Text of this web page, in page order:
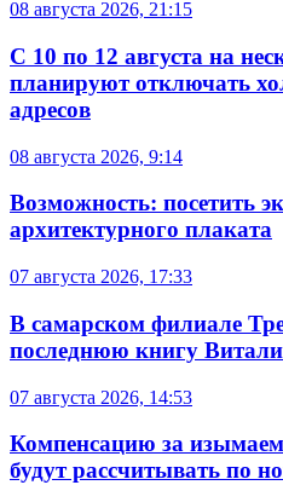
08 августа 2026, 21:15
С 10 по 12 августа на
планируют отключать
адресов
08 августа 2026, 9:14
Возможность: посетить
архитектурного плаката
07 августа 2026, 17:33
В самарском филиале
последнюю книгу
07 августа 2026, 14:53
Компенсацию за
будут рассчитывать по